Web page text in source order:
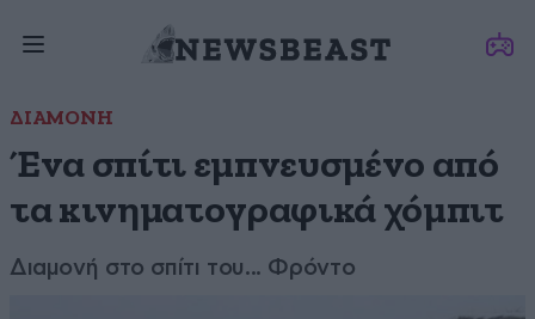
ΔΙΑΜΟΝΗ
Ένα σπίτι εμπνευσμένο από
τα κινηματογραφικά χόμπιτ
Διαμονή στο σπίτι του... Φρόντο